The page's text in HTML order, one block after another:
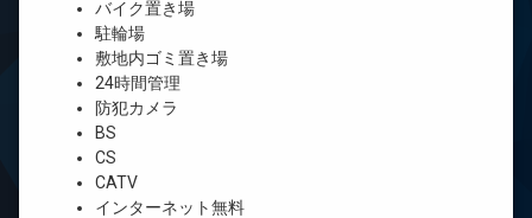
バイク置き場
駐輪場
敷地内ゴミ置き場
24時間管理
防犯カメラ
BS
CS
CATV
インターネット無料